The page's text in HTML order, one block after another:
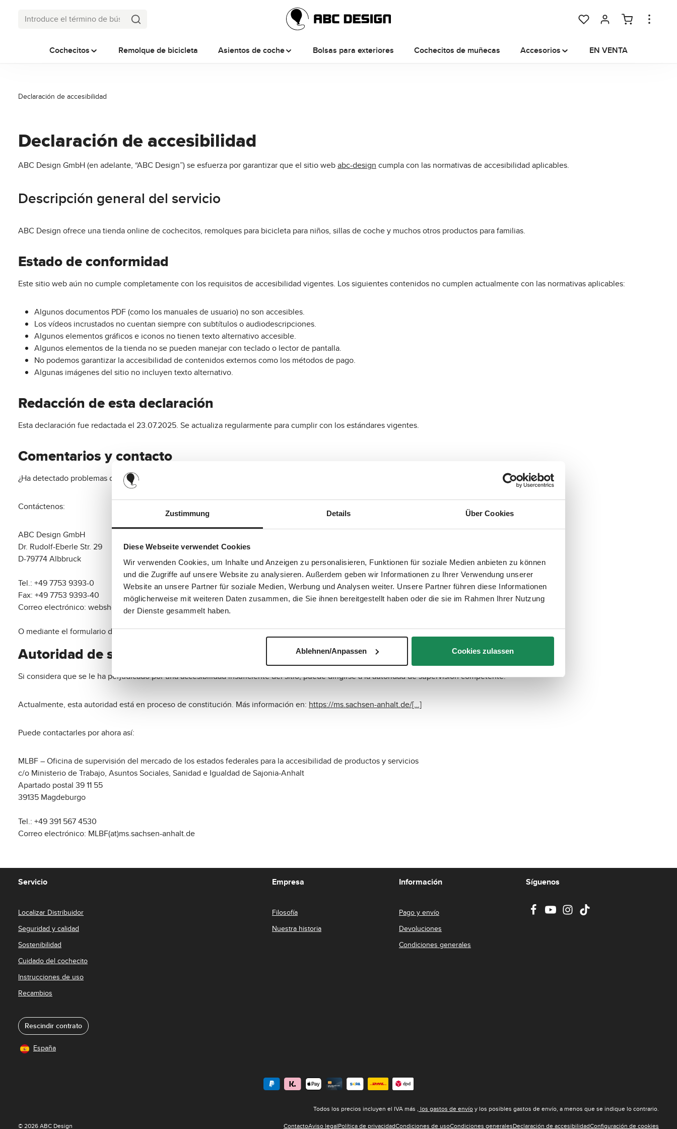
Zustimmung Details Über Cookies
Diese Webseite verwendet Cookies
Wir verwenden Cookies, um Inhalte und Anzeigen zu personalisieren, Funktionen für soziale Medien anbieten zu können
und die Zugriffe auf unsere Website zu analysieren. Außerdem geben wir Informationen zu Ihrer Verwendung unserer
Website an unsere Partner für soziale Medien, Werbung und Analysen weiter. Unsere Partner führen diese Informationen
möglicherweise mit weiteren Daten zusammen, die Sie ihnen bereitgestellt haben oder die sie im Rahmen Ihrer Nutzung
der Dienste gesammelt haben.
Ablehnen/Anpassen Cookies zulassen
Tienes 0 artículos en tu lista
Cochecitos Remolque de bicicleta Asientos de coche Bolsas para exteriores Cochecitos de muñecas Accesorios EN VENTA
Declaración de accesibilidad
Declaración de accesibilidad
ABC Design GmbH (en adelante, “ABC Design”) se esfuerza por garantizar que el sitio webabc-design cumpla con las normativas de accesibilidad aplicables.
Descripción general del servicio
ABC Design ofrece una tienda online de cochecitos, remolques para bicicleta para niños, sillas de coche y muchos otros productos para familias.
Estado de conformidad
Este sitio web aún no cumple completamente con los requisitos de accesibilidad vigentes. Los siguientes contenidos no cumplen actualmente con las normativas aplicables:
Algunos documentos PDF (como los manuales de usuario) no son accesibles.
Los vídeos incrustados no cuentan siempre con subtítulos o audiodescripciones.
Algunos elementos gráficos e iconos no tienen texto alternativo accesible.
Algunos elementos de la tienda no se pueden manejar con teclado o lector de pantalla.
No podemos garantizar la accesibilidad de contenidos externos como los métodos de pago.
Algunas imágenes del sitio no incluyen texto alternativo.
Redacción de esta declaración
Esta declaración fue redactada el 23.07.2025. Se actualiza regularmente para cumplir con los estándares vigentes.
Comentarios y contacto
¿Ha detectado problemas de accesibilidad o desea hacer comentarios o consultas sobre este tema?
Contáctenos:
ABC Design GmbH
Dr. Rudolf-Eberle Str. 29
D-79774 Albbruck
Tel.: +49 7753 9393-0
Fax: +49 7753 9393-40
Correo electrónico: webshop(at)abc-design.de
O mediante el formulario de contacto en:https://www.abc-design.de/kontakt/
Autoridad de supervisión del mercado
Si considera que se le ha perjudicado por una accesibilidad insuficiente del sitio, puede dirigirse a la autoridad de supervisión competente.
Actualmente, esta autoridad está en proceso de constitución. Más información en: https://ms.sachsen-anhalt.de/[…]
Puede contactarles por ahora así:
MLBF – Oficina de supervisión del mercado de los estados federales para la accesibilidad de productos y servicios
c/o Ministerio de Trabajo, Asuntos Sociales, Sanidad e Igualdad de Sajonia-Anhalt
Apartado postal 39 11 55
39135 Magdeburgo
Tel.: +49 391 567 4530
Correo electrónico: MLBF(at)ms.sachsen-anhalt.de
Servicio
Localizar Distribuidor
Seguridad y calidad
Sostenibilidad
Cuidado del cochecito
Instrucciones de uso
Recambios
Empresa
Filosofía
Nuestra historia
Información
Pago y envío
Devoluciones
Condiciones generales
Síguenos
Rescindir contrato
España
Todos los precios incluyen el IVA más , los gastos de envíoy los posibles gastos de envío, a menos que se indique lo contrario.
© 2026 ABC Design
ContactoAviso legalPolítica de privacidadCondiciones de usoCondiciones generalesDeclaración de accesibilidadConfiguración de cookies